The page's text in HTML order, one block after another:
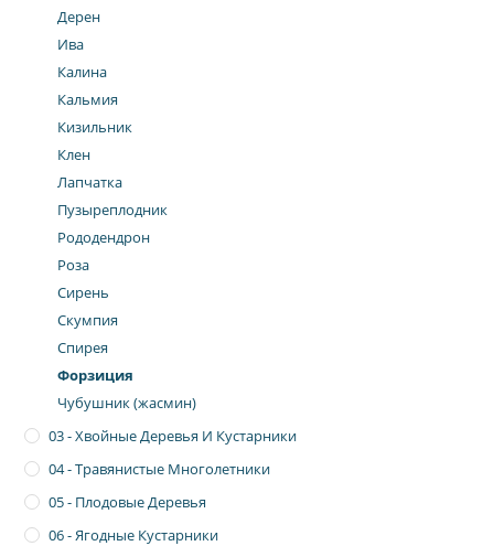
Дерен
Ива
Калина
Кальмия
Кизильник
Клен
Лапчатка
Пузыреплодник
Рододендрон
Роза
Сирень
Скумпия
Спирея
Форзиция
Чубушник (жасмин)
03 - Хвойные Деревья И Кустарники
04 - Травянистые Многолетники
05 - Плодовые Деревья
06 - Ягодные Кустарники